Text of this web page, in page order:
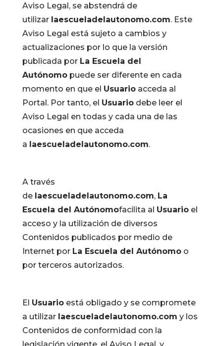
Aviso Legal, se abstendrá de
utilizar laescueladelautonomo.com. Este
Aviso Legal está sujeto a cambios y
actualizaciones por lo que la versión
publicada por La Escuela del
Autónomopuede ser diferente en cada
momento en que el Usuarioacceda al
Portal. Por tanto, el Usuariodebe leer el
Aviso Legal en todas y cada una de las
ocasiones en que acceda
a laescueladelautonomo.com.
A través
de laescueladelautonomo.com, La
Escuela del Autónomofacilita al Usuarioel
acceso y la utilización de diversos
Contenidos publicados por medio de
Internet por La Escuela del Autónomoo
por terceros autorizados.
El Usuarioestá obligado y se compromete
a utilizar laescueladelautonomo.com y los
Contenidos de conformidad con la